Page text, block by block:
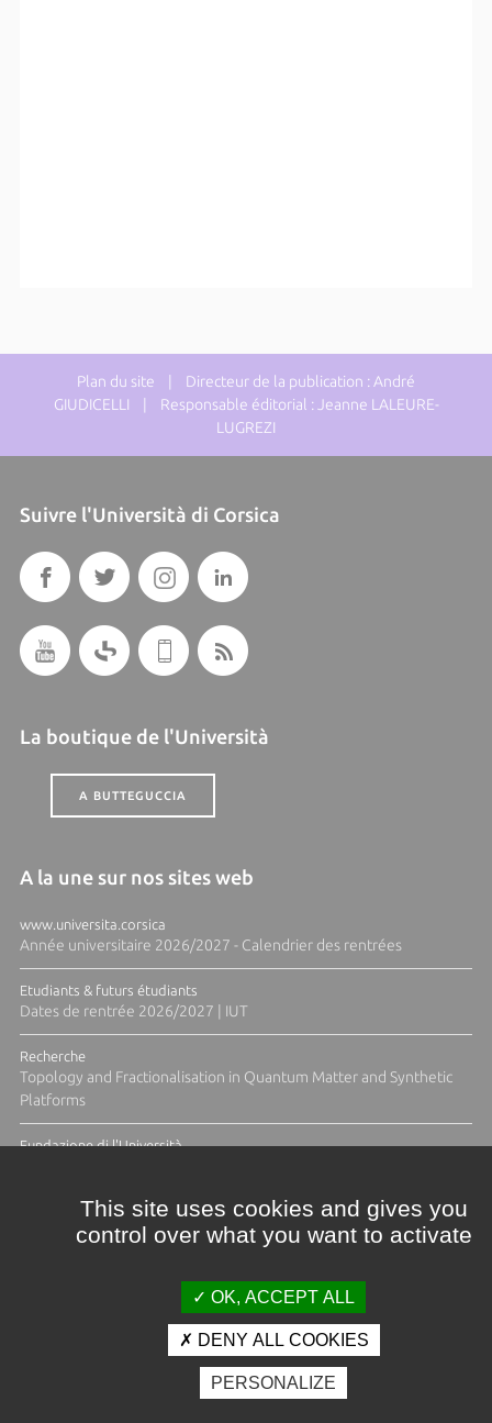
Plan du site | Directeur de la publication : André
GIUDICELLI | Responsable éditorial : Jeanne LALEURE-
LUGREZI
Suivre l'Università di Corsica
La boutique de l'Università
A BUTTEGUCCIA
A la une sur nos sites web
www.universita.corsica
Année universitaire 2026/2027 - Calendrier des rentrées
Etudiants & futurs étudiants
Dates de rentrée 2026/2027 | IUT
Recherche
Topology and Fractionalisation in Quantum Matter and Synthetic
Platforms
Fundazione di l'Università
Crédits et mentions légales
Espace presse
Photothèque
This site uses cookies and gives you
control over what you want to activate
OK, ACCEPT ALL
DENY ALL COOKIES
PERSONALIZE